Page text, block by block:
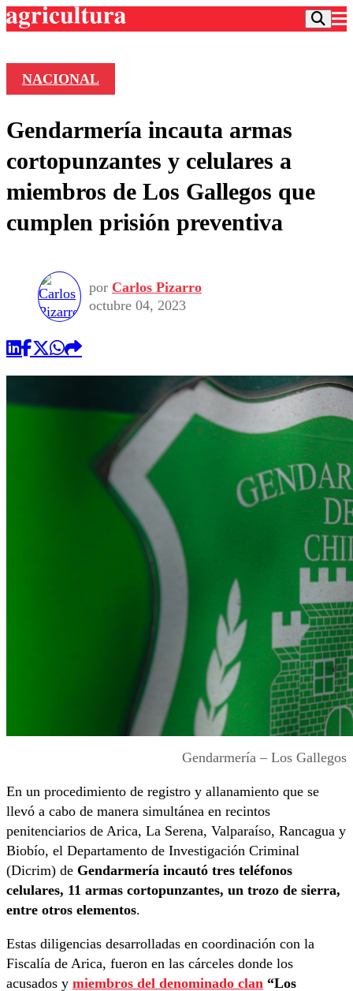
Frecuencias
Agricultura TV
Deportes
Colo Colo
Motor
Torneo Internacional
Torneo Nacional
Entretención
Noticias
Internacional
Nacional
Vida Social
Programas
Comercial
NACIONAL
Gendarmería incauta armas
cortopunzantes y celulares a
miembros de Los Gallegos que
cumplen prisión preventiva
por Carlos Pizarro
octubre 04, 2023
Gendarmería – Los Gallegos
En un procedimiento de registro y allanamiento que se
llevó a cabo de manera simultánea en recintos
penitenciarios de Arica, La Serena, Valparaíso, Rancagua y
Biobío, el Departamento de Investigación Criminal
(Dicrim) de Gendarmería incautó tres teléfonos
celulares, 11 armas cortopunzantes, un trozo de sierra,
entre otros elementos.
Estas diligencias desarrolladas en coordinación con la
Fiscalía de Arica, fueron en las cárceles donde los
acusados y miembros del denominado clan “Los